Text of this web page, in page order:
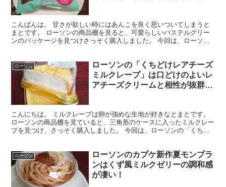
こんばんは。 甘さが欲しい時にはあんこを良く思いついてしまうと
まとです。 ローソンの商品棚を見ると、可愛らしいパステルグリー
ンのパッケージを見つけさっそく購入しました。 今回は、ローソン
ローソン
ローソンの「くちどけレアチーズ
ミルクレープ」は口どけのよいレ
アチーズクリームと相性が抜群な
こんにちは。 ミルクレープは卵が強めな生地が好きなとまとです。
ローソンの商品棚を見ていると、三角形のケースに入ったミルクレー
プを見つけ、さっそく購入しました。 今回は、ローソンの「くちど
ローソン
ローソンのカプケ新作夏モンブラ
ンはくず風ミルクゼリーの調和感
が凄い！